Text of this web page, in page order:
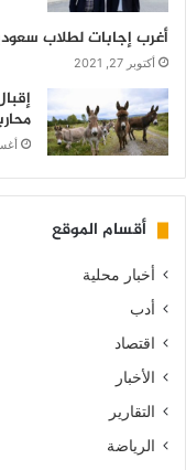
أغرب إجابات لطلاب
أكتوبر 27, 2021
أقسام الموقع
أخبار محلية
أدب
اقتصاد
الأخبار
التقارير
الرياضة